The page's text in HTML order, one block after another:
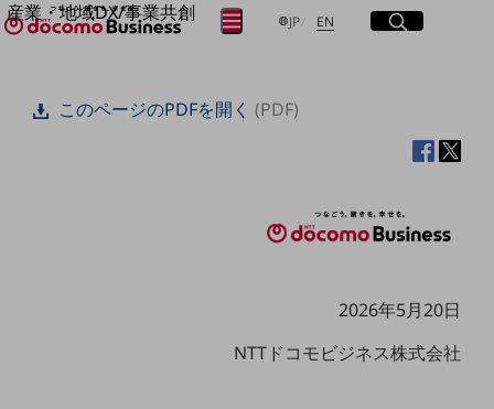
産業・地域DX/事業共創
OPEN HUB for Plural Futures
OPEN HUB for Plural Futuresとは
JP日本語
EN Englishサイト内検索
開く
メニュー
開く
フリーワードを入力して探す
フリーワードでNTTドコモビジネスの
検索する
このページのPDFを開く(PDF)
2026年5月20日
NTTドコモビジネス株式会社